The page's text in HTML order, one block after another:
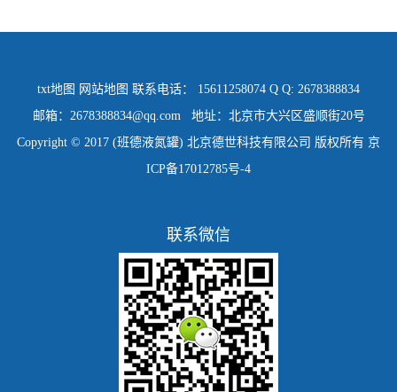
txt地图 网站地图 联系电话： 15611258074 Q Q: 2678388834
邮箱：2678388834@qq.com 地址：北京市大兴区盛顺街20号
Copyright © 2017 (班德液氮罐) 北京德世科技有限公司 版权所有 京
ICP备17012785号-4
联系微信